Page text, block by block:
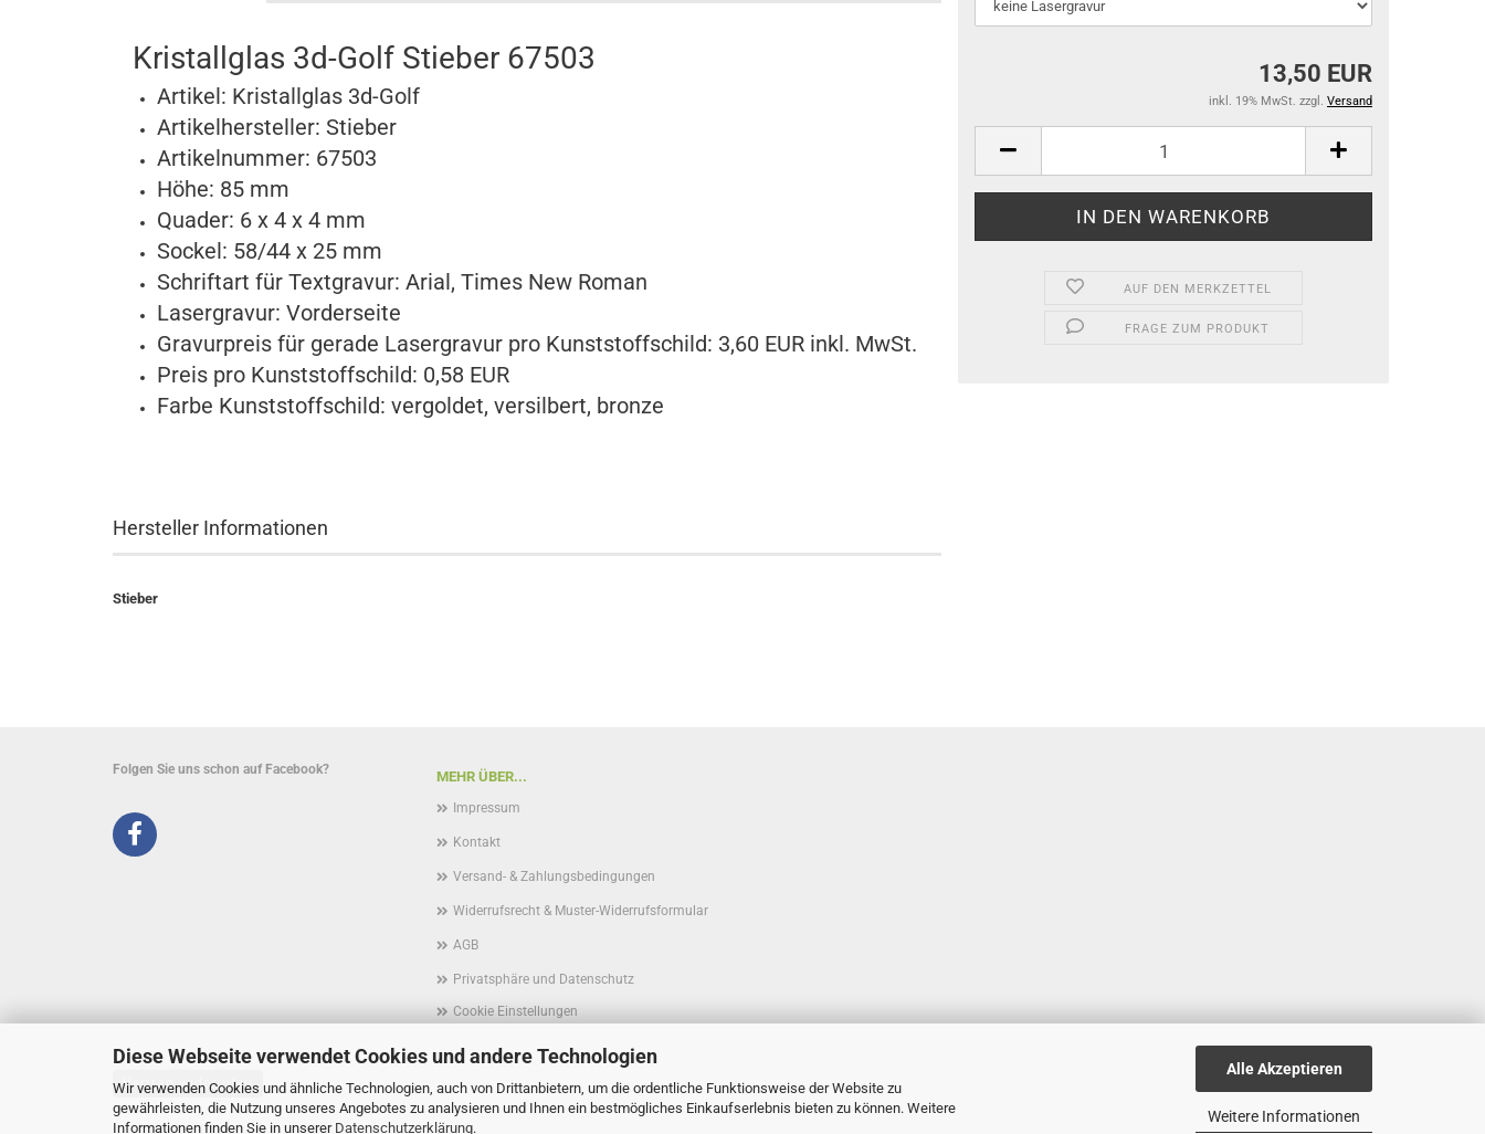
Diese Webseite verwendet Cookies und andere Technologien
Wir verwenden Cookies und ähnliche Technologien, auch von Drittanbietern, um die ordentliche Funktionsweise der Website zu
gewährleisten, die Nutzung unseres Angebotes zu analysieren und Ihnen ein bestmögliches Einkaufserlebnis bieten zu können. Weitere
Informationen finden Sie in unserer Datenschutzerklärung.
Alle Akzeptieren
Weitere Informationen
13,50 EUR
inkl. 19% MwSt. zzgl. Versand
AUF DEN MERKZETTEL
FRAGE ZUM PRODUKT
Kristallglas 3d-Golf Stieber 67503
Artikel: Kristallglas 3d-Golf
Artikelhersteller: Stieber
Artikelnummer: 67503
Höhe: 85 mm
Quader: 6 x 4 x 4 mm
Sockel: 58/44 x 25 mm
Schriftart für Textgravur: Arial, Times New Roman
Lasergravur: Vorderseite
Gravurpreis für gerade Lasergravur pro Kunststoffschild: 3,60 EUR inkl. MwSt.
Preis pro Kunststoffschild: 0,58 EUR
Farbe Kunststoffschild: vergoldet, versilbert, bronze
Hersteller Informationen
Stieber
MEHR ÜBER...
Impressum
Kontakt
Versand- & Zahlungsbedingungen
Widerrufsrecht & Muster-Widerrufsformular
AGB
Privatsphäre und Datenschutz
Cookie Einstellungen
Folgen Sie uns schon auf Facebook?
Vertrag widerrufen